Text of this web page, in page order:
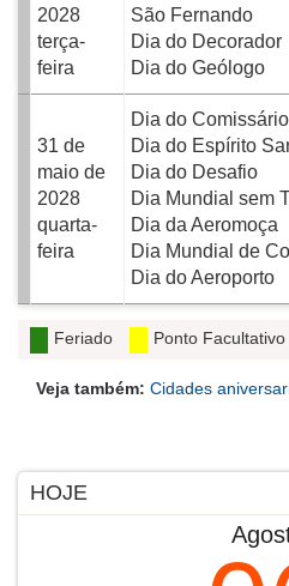
2028
terça-
feira
São Fernando
Dia do Decorador
Dia do Geólogo
31 de
maio de
2028
quarta-
feira
Dia do
Dia do Espírito
Dia do Desafio
Dia Mundial sem
Dia da Aeromoça
Dia Mundial de
Dia do Aeroporto
Feriado Ponto Facultativo
Veja também: Cidades
HOJE